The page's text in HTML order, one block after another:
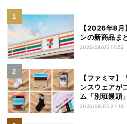
【2026年8
ンの新商品ま
2026/08/05 11:52
【ファミマ
ンスウェアが
ム「別班饅頭
2026/08/05 21:10